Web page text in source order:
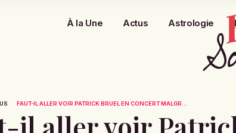
À la Une Actus Astrologie
FAUT-IL ALLER VOIR PATRICK BRUEL EN CONCERT MALGR...